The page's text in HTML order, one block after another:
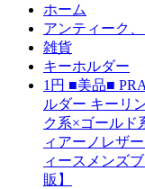
ホーム
アンティーク
雑貨
キーホルダー
1円 ■美品■
ルダー キーリ
ク系×ゴールド
ィアーノレザ
ィースメンズ
販】